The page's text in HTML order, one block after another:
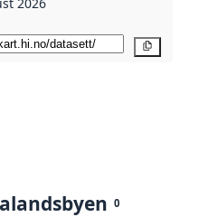
2026
0